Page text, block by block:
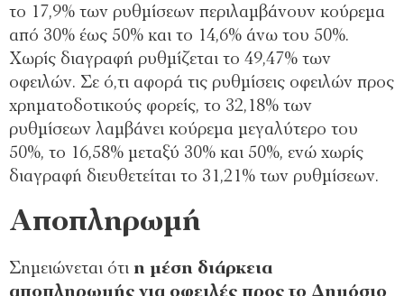
το 17,9% των ρυθμίσεων περιλαμβάνουν κούρεμα
από 30% έως 50% και το 14,6% άνω του 50%.
Χωρίς διαγραφή ρυθμίζεται το 49,47% των
οφειλών. Σε ό,τι αφορά τις ρυθμίσεις οφειλών προς
χρηματοδοτικούς φορείς, το 32,18% των
ρυθμίσεων λαμβάνει κούρεμα μεγαλύτερο του
50%, το 16,58% μεταξύ 30% και 50%, ενώ χωρίς
διαγραφή διευθετείται το 31,21% των ρυθμίσεων.
Αποπληρωμή
Σημειώνεται ότι η μέση διάρκεια